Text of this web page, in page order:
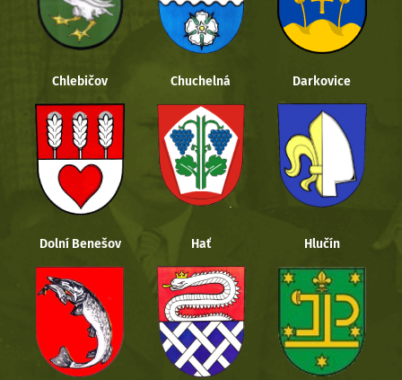
Chlebičov Chuchelná Darkovice
Dolní Benešov Hať Hlučín